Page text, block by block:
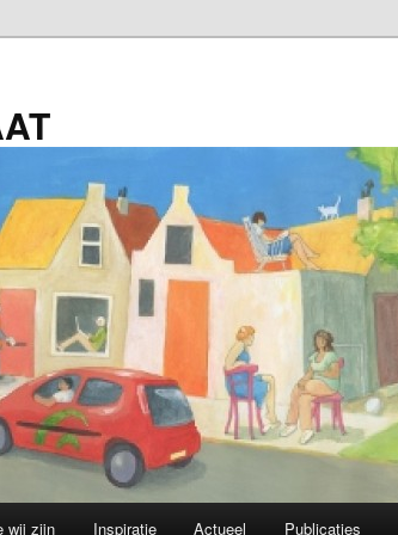
wij zijn Inspiratie Actueel Publicaties